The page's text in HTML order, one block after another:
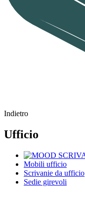
Indietro
Ufficio
Mobili ufficio
Scrivanie da ufficio
Sedie girevoli